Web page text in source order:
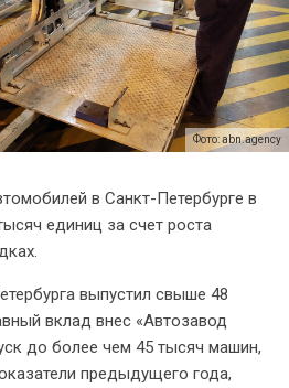
Фото: abn.agency
в Санкт-Петербурге в
единиц за счет роста
выпустил свыше 48
вклад внес «Автозавод
до более чем 45 тысяч машин,
предыдущего года,